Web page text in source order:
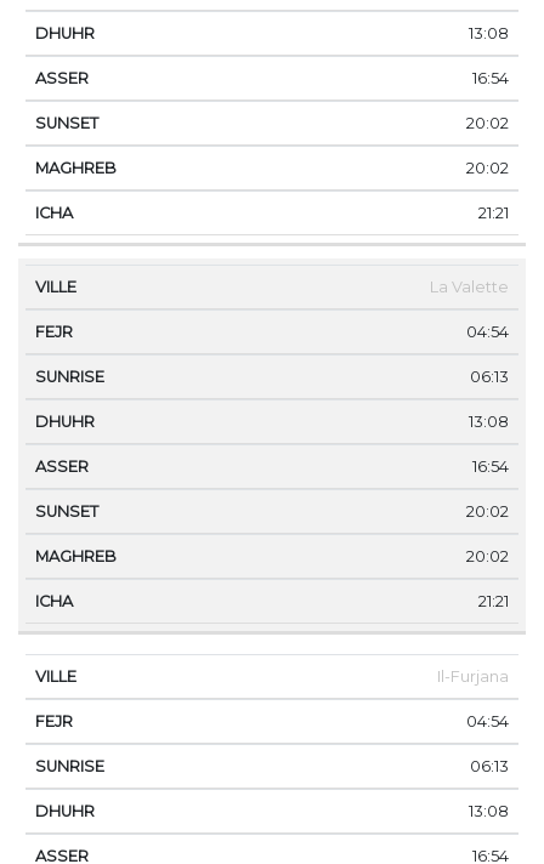
13:08
16:54
20:02
20:02
21:21
La Valette
04:54
06:13
13:08
16:54
20:02
20:02
21:21
Il-Furjana
04:54
06:13
13:08
16:54